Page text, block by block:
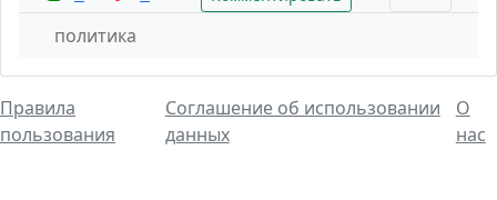
политика
Правила
пользования
Соглашение об использовании
данных
О
нас